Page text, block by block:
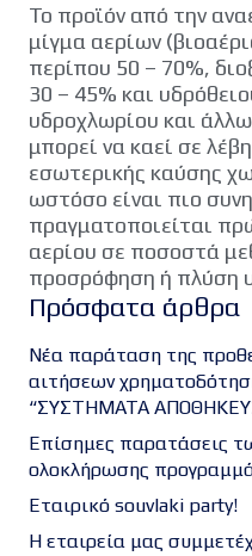
Πρόσφατα άρθρα
Νέα παράταση της
αιτήσεων
“ΣΥΣΤΗΜΑΤΑ
Επίσημες παρατάσεις
ολοκλήρωσης
Εταιρικό souvlaki party!
Η εταιρεία μας
Το προϊόν από την
μίγμα αερίων
περίπου 50 – 70%,
30 – 45% και
υδροχλωρίου και
μπορεί να καεί σε
εσωτερικής καύσης
ωστόσο είναι πιο
πραγματοποιείται
αερίου σε ποσοστά
προσρόφηση ή πλύση